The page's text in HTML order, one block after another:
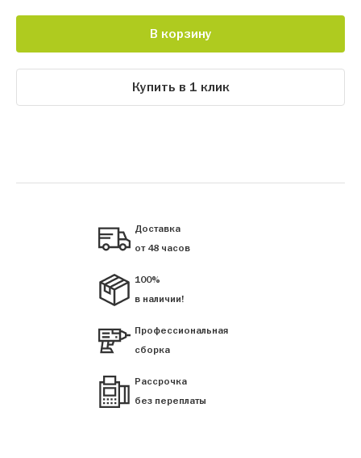
В корзину
Купить в 1 клик
Доставка
от 48 часов
100%
в наличии!
Профессиональная
сборка
Рассрочка
без переплаты